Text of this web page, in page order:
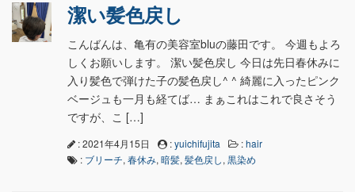
潔い髪色戻し
こんばんは、亀有の美容室bluの藤田です。 今週もよろ
しくお願いします。 潔い髪色戻し 今日は先日春休みに
入り髪色で弾けた子の髪色戻し^ ^ 綺麗に入ったピンク
ベージュも一月も経てば… まぁこれはこれで良さそう
ですが、こ […]
: 2021年4月15日 :yuichifujita :hair
: ブリーチ, 春休み, 暗髪, 髪色戻し, 黒染め